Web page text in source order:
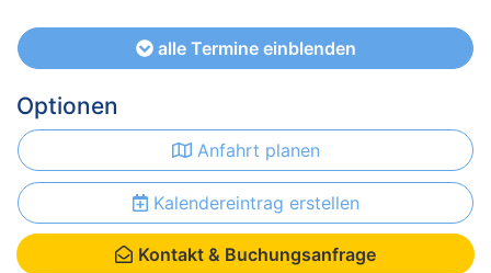
alle Termine einblenden
Optionen
Anfahrt planen
Kalendereintrag erstellen
Kontakt & Buchungsanfrage